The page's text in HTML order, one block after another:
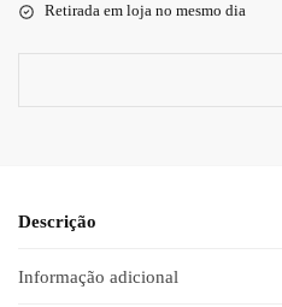
Retirada em loja no mesmo dia
Descrição
Informação adicional